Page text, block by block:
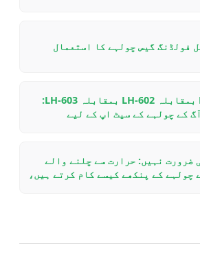
فولڈنگ گیس چولہے کا استعمال
LH-601 بمقابلہ LH-602 بمقابلہ LH-603:
کے چولہے کے سیٹ اپ کے لیے
ضرورت نہیں: حرارت سے چلنے والے
چولہے کے پنکھے کیسے کام کرتے ہیں،